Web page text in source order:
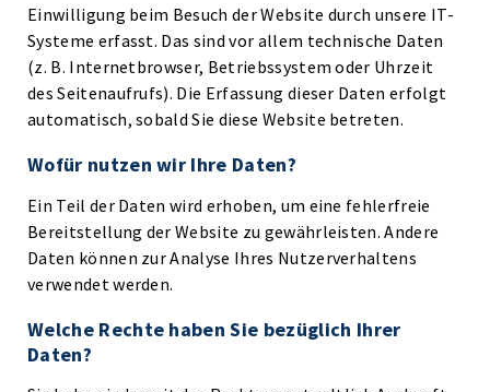
Einwilligung beim Besuch der Website durch unsere IT-
Systeme erfasst. Das sind vor allem technische Daten
(z. B. Internetbrowser, Betriebssystem oder Uhrzeit
des Seitenaufrufs). Die Erfassung dieser Daten erfolgt
automatisch, sobald Sie diese Website betreten.
Wofür nutzen wir Ihre Daten?
Ein Teil der Daten wird erhoben, um eine fehlerfreie
Bereitstellung der Website zu gewährleisten. Andere
Daten können zur Analyse Ihres Nutzerverhaltens
verwendet werden.
Welche Rechte haben Sie bezüglich Ihrer
Daten?